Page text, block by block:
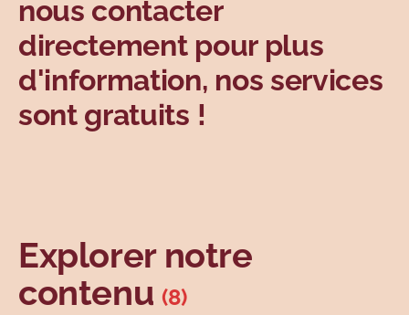
nous contacter
directement pour plus
d'information, nos services
sont gratuits !
Explorer notre
contenu (8)